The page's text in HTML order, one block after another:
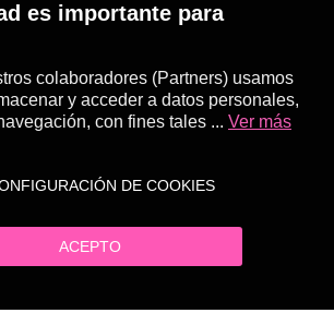
es importante para
colaboradores (Partners) usamos
y acceder a datos personales,
con fines tales ... Ver más
DE COOKIES
ACEPTO